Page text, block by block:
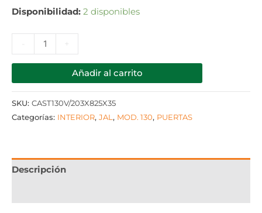
Disponibilidad: 2 disponibles
+
Añadir al carrito
SKU: CAST130V/203X825X35
Categorías: INTERIOR, JAL , MOD. 130, PUERTAS
Descripción